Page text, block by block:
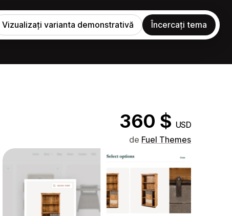
Vizualizați varianta demonstrativă Încercați tema
360 $ USD
de Fuel Themes